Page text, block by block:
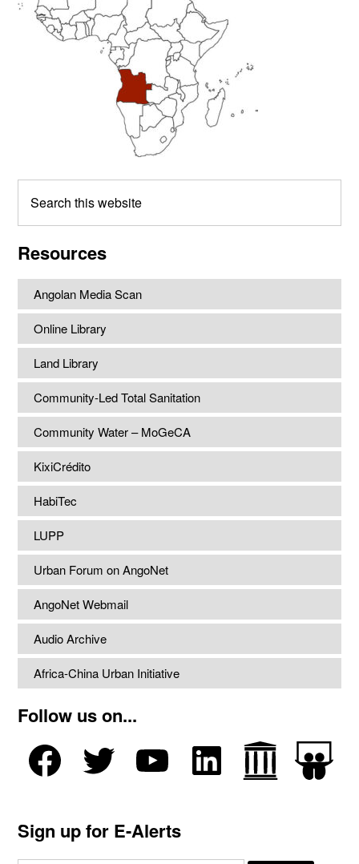
this
Resources
Angolan Media Scan
Online Library
Land Library
Community-Led Total Sanitation
Community Water – MoGeCA
KixiCrédito
HabiTec
LUPP
Urban Forum on AngoNet
AngoNet Webmail
Audio Archive
Africa-China Urban Initiative
Follow us on...
Sign up for E-Alerts